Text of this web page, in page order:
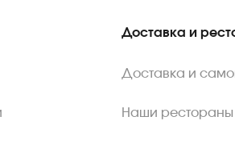
Доставка и
Доставка и
Наши рестораны